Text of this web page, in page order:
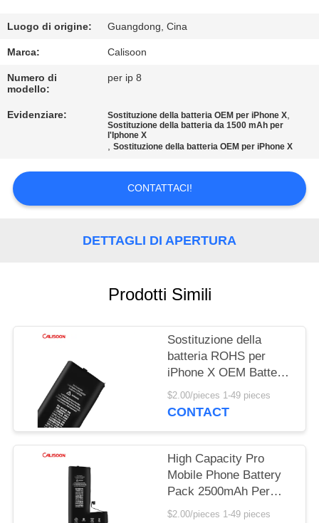
CONTROLLO
DI
QUALITÀ
RICHIEDERE
PREVENTIVO
MAPPA
POLICY
Luogo di origine: Guangdong, Cina
Marca: Calisoon
Numero di
modello:
per ip 8
Evidenziare: Sostituzione della batteria OEM per iPhone X,
Sostituzione della batteria da 1500 mAh per
l'Iphone X
,Sostituzione della batteria OEM per iPhone X
CONTATTACI!
DETTAGLI DI APERTURA
Prodotti Simili
Sostituzione della
batteria ROHS per
iPhone X OEM Batteria
per cellulari
$2.00/pieces 1-49 pieces
CONTACT
High Capacity Pro
Mobile Phone Battery
Pack 2500mAh Per
l'Iphone 11
$2.00/pieces 1-49 pieces